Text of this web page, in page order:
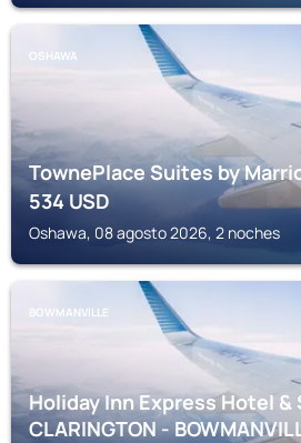
OSHAWA
TownePlace Suites by
534USD
Oshawa, 08 agosto 2026, 2 noches
BOWMANVILLE
Holiday Inn Express Hotel &
CLARINGTON -